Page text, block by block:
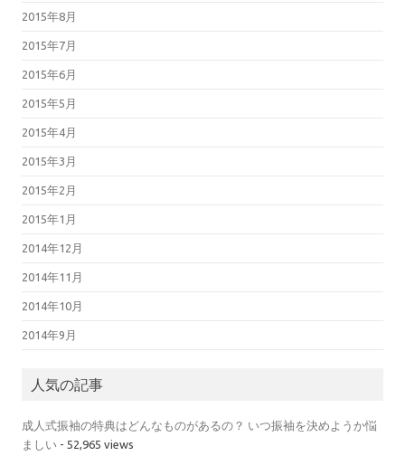
2015年8月
2015年7月
2015年6月
2015年5月
2015年4月
2015年3月
2015年2月
2015年1月
2014年12月
2014年11月
2014年10月
2014年9月
人気の記事
成人式振袖の特典はどんなものがあるの？ いつ振袖を決めようか悩
ましい - 52,965 views